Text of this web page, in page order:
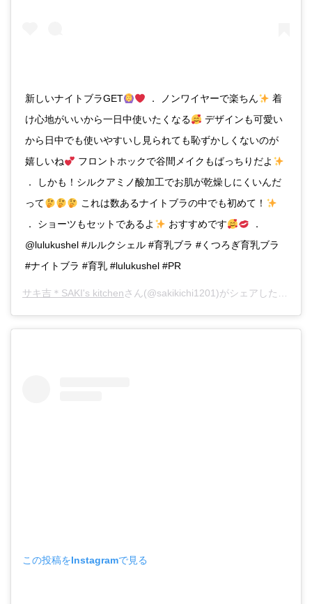
新しいナイトブラGET ． ノンワイヤーで楽ちん
着
け心地がいいから一日中使いたくなる
デザインも可愛い
から日中でも使いやすいし見られても恥ずかしくないのが
嬉しいね
フロントホックで谷間メイクもばっちりだよ
． しかも！シルクアミノ酸加工でお肌が乾燥しにくいんだ
って
これは数あるナイトブラの中でも初めて！
． ショーツもセットであるよ
おすすめです
．
@lulukushel #ルルクシェル #育乳ブラ #くつろぎ育乳ブラ
#ナイトブラ #育乳 #lulukushel #PR
サキ吉＊SAKI's kitchenさん(@sakikichi1201)がシェアした投稿 -
この投稿をInstagramで見る